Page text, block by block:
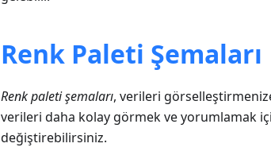
Renk Paleti Şemaları
Renk paleti şemaları, verileri
verileri daha kolay görmek ve yorumlamak
değiştirebilirsiniz.